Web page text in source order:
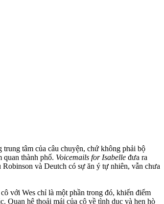
tâm của câu chuyện, chứ không phải bộ
quan thành phố. Voicemails for Isabelle đưa ra
và Deutch có sự ăn ý tự nhiên, vẫn chưa
với Wes chỉ là một phần trong đó, khiến điểm
Quan hệ thoải mái của cô về tình dục và hẹn hò